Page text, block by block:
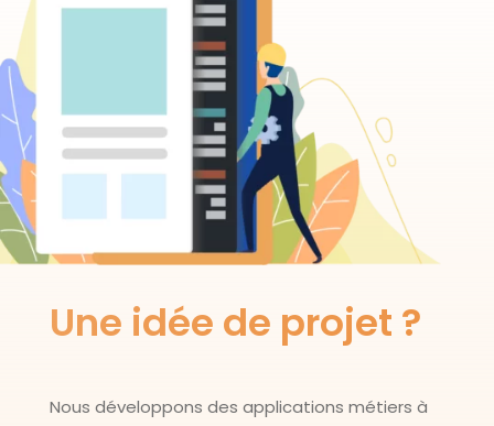
Une idée de projet ?
Nous développons des applications métiers à